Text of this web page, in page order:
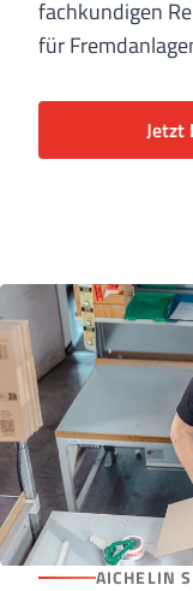
fachkundigen
für
Jetzt
AICHELIN